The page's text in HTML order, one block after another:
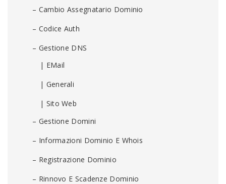
– Cambio Assegnatario Dominio
– Codice Auth
– Gestione DNS
| EMail
| Generali
| Sito Web
– Gestione Domini
– Informazioni Dominio E Whois
– Registrazione Dominio
– Rinnovo E Scadenze Dominio